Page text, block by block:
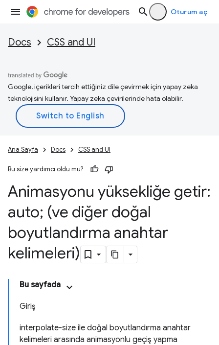
Oturum aç
Docs CSS and UI
Google, içerikleri tercih ettiğiniz dile çevirmek için yapay zeka
teknolojisini kullanır. Yapay zeka çevirilerinde hata olabilir.
Ana Sayfa Docs CSS and UI
Bu size yardımcı oldu mu?
Animasyonu yüksekliğe getir:
auto; (ve diğer doğal
boyutlandırma anahtar
kelimeleri)
Bu sayfada
Giriş
interpolate-size ile doğal boyutlandırma anahtar
kelimeleri arasında animasyonlu geçiş yapma